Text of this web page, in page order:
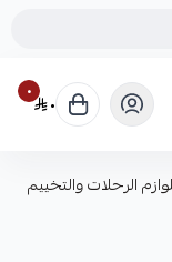
٠ ٠
الرحلات والتخييم